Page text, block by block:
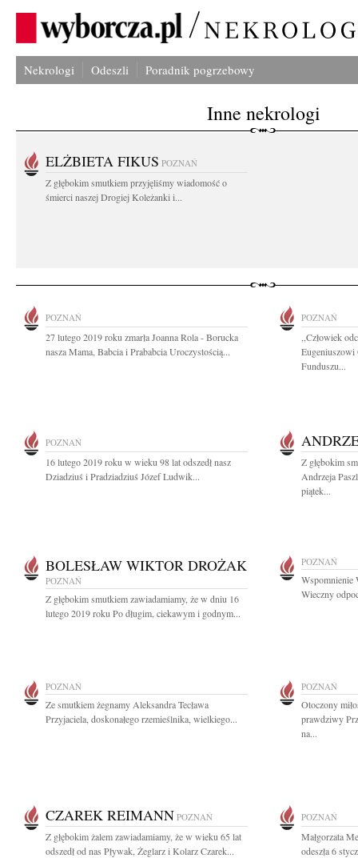
Nekrologi Odeszli Poradnik pogrzebowy
Inne nekrologi
ELŻBIETA FIKUS POZNAŃ
Z głębokim smutkiem przyjęliśmy wiadomość o
śmierci naszej Drogiej Koleżanki i...
POZNAŃ
27 lutego 2019 roku zmarła Joanna Rola - Borucka
nasza Mama, Babcia i Prababcia Uroczystością...
POZNAŃ
,,Człowiek
Eugeniuszowi
Funduszu...
POZNAŃ
16 lutego 2019 roku w wieku 98 lat odszedł nasz
Dziadziuś i Pradziadziuś Józef Ludwik...
Z głębokim
Andrzeja
piątek...
BOLESŁAW WIKTOR DROŻAK
POZNAŃ
Z głębokim smutkiem zawiadamiamy, że w dniu 16
lutego 2019 roku Po długim, ciekawym i godnym...
POZNAŃ
Wspomnienie
Wieczny
POZNAŃ
Ze smutkiem żegnamy Aleksandra Tecława
Przyjaciela, doskonałego rzemieślnika, wielkiego...
POZNAŃ
Otoczony
prawdziwy
na...
CZAREK REIMANN POZNAŃ
Z głębokim żalem zawiadamiamy, że w wieku 65 lat
odszedł od nas Pływak, Żeglarz i Kolarz Czarek...
POZNAŃ
Małgorzata
odeszła 6